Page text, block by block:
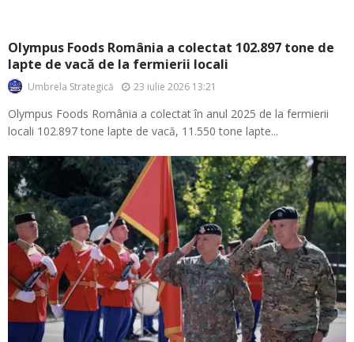
Olympus Foods România a colectat 102.897 tone de
lapte de vacă de la fermierii locali
Umbrela Strategică 23 iulie 2026 13:21
Olympus Foods România a colectat în anul 2025 de la fermierii
locali 102.897 tone lapte de vacă, 11.550 tone lapte...